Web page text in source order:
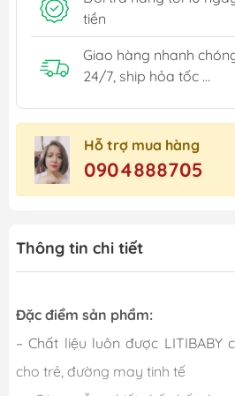
tiền
Giao hàng nhanh
24/7, ship hỏa tốc ...
Hỗ trợ mua hàng
0904888705
Thông tin chi tiết
Đặc điểm sản phẩm:
– Chất liệu luôn được LITIBABY
cho trẻ, đường may tinh tế